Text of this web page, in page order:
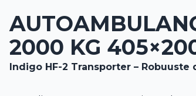
2000 KG
Indigo HF-2 Transporter –